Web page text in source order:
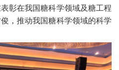
彰在我国糖科学领域及糖工程
，推动我国糖科学领域的科学